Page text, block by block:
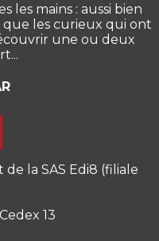
les mains : aussi bien
que les curieux qui ont
une ou deux
la SAS Edi8 (filiale
13